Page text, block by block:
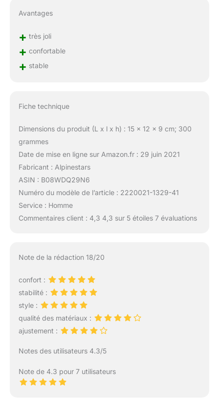
Avantages
+ très joli
+ confortable
+ stable
Fiche technique
Dimensions du produit (L x l x h) : 15 x 12 x 9 cm; 300
grammes
Date de mise en ligne sur Amazon.fr : 29 juin 2021
Fabricant : Alpinestars
ASIN : B08WDQ29N6
Numéro du modèle de l’article : 2220021-1329-41
Service : Homme
Commentaires client : 4,3 4,3 sur 5 étoiles 7 évaluations
Note de la rédaction 18/20
confort :
stabilité :
style :
qualité des matériaux :
ajustement :
Notes des utilisateurs 4.3/5
Note de 4.3 pour 7 utilisateurs